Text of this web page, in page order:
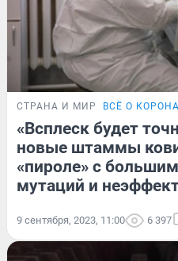
СТРАНА И МИР ВСЁ О
«Всплеск будет
новые штаммы
«пироле» с
мутаций и
9 сентября, 2023, 11:00 6 397